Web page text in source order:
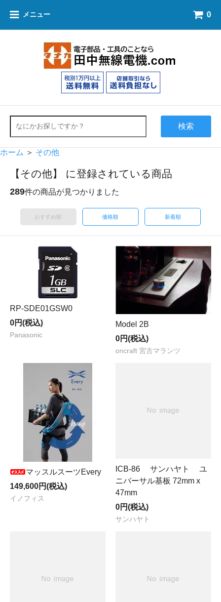
メニュー 0
検索
ホーム ＞ その他
【その他】 に登録されている商品
289件の商品が見つかりました
おすすめ順 価格順 新着順
RP-SDE01GSW0
0円(税込)
Panasonic
Model 2B
0円(税込)
oncraft 宮古マランツ
マッスルスーツEvery
149,600円(税込)
イノフィス
ICB-86 サンハヤト ユ
ニバーサル基板 72mm x
47mm
0円(税込)
サンハヤト